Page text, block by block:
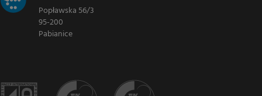
Popławska 56/3
95-200
Pabianice